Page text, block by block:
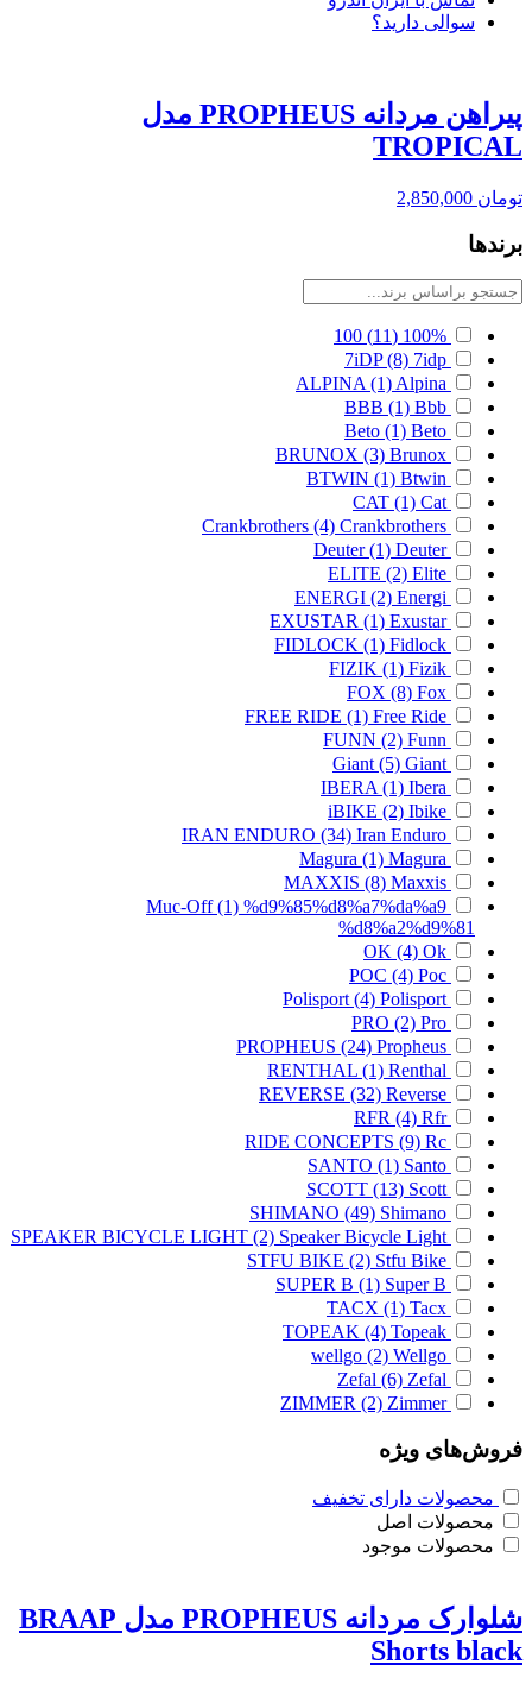
سوالی دارید؟
پیراهن مردانه PROPHEUS مدل
TROPICAL
تومان
برندها
100%
(11)
100
7iDP (8) 7idp
ALPINA (1) Alpina
BBB (1) Bbb
Beto (1) Beto
BRUNOX (3) Brunox
BTWIN (1) Btwin
CAT (1) Cat
Crankbrothers (4) Crankbrothers
Deuter (1) Deuter
ELITE (2) Elite
ENERGI (2) Energi
EXUSTAR (1) Exustar
FIDLOCK (1) Fidlock
FIZIK (1) Fizik
FOX (8) Fox
FREE RIDE (1) Free Ride
FUNN (2) Funn
Giant (5) Giant
IBERA (1) Ibera
iBIKE (2) Ibike
IRAN ENDURO (34) Iran Enduro
Magura (1) Magura
MAXXIS (8) Maxxis
Muc-Off (1) %d9%85%d8%a7%da%a9
%d8%a2%d9%81
OK (4) Ok
POC (4) Poc
Polisport (4) Polisport
PRO (2) Pro
PROPHEUS (24) Propheus
RENTHAL (1) Renthal
REVERSE (32) Reverse
RFR (4) Rfr
RIDE CONCEPTS (9) Rc
SANTO (1) Santo
SCOTT (13) Scott
SHIMANO (49) Shimano
SPEAKER BICYCLE LIGHT (2) Speaker Bicycle Light
STFU BIKE (2) Stfu Bike
SUPER B (1) Super B
TACX (1) Tacx
TOPEAK (4) Topeak
wellgo (2) Wellgo
Zefal (6) Zefal
ZIMMER (2) Zimmer
فروش‌های ویژه
محصولات دارای تخفیف
محصولات اصل
محصولات موجود
شلوارک مردانه PROPHEUS مدل BRAAP
Shorts black